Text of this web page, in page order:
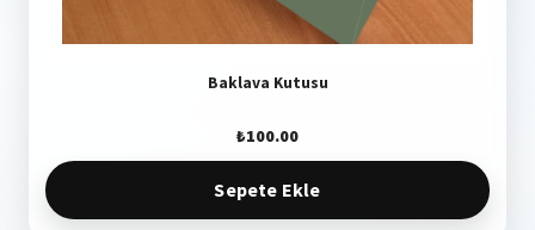
Baklava Kutusu
₺100.00
Sepete Ekle